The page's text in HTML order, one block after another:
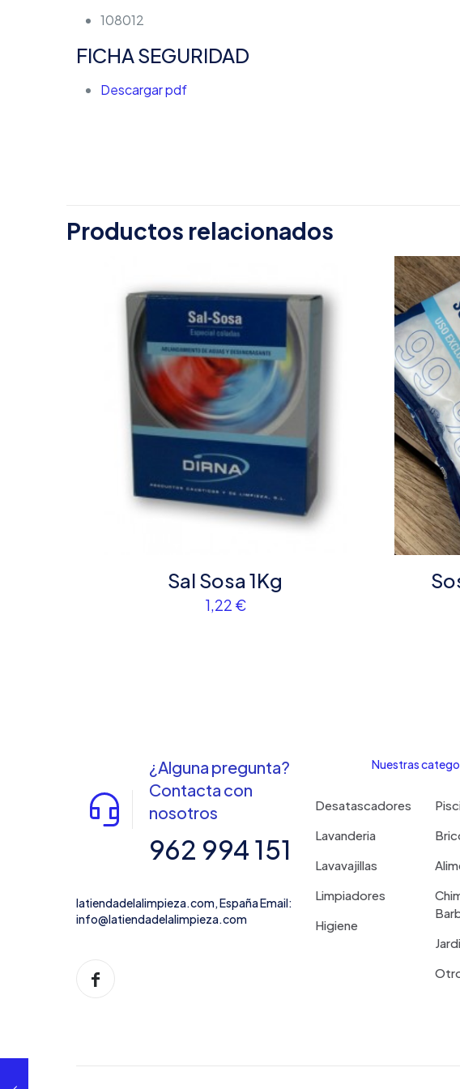
108012
FICHA SEGURIDAD
Descargar pdf
Tu puntuación
1
Nombre*
Productos relacionados
Sal Sosa 1Kg
1,22 €
¿Alguna pregunta?
Contacta con
nosotros
962 994 151
latiendadelalimpieza.com, España Email:
info@latiendadelalimpieza.com
Nuestras
Desatascadores
Lavanderia
Lavavajillas
Limpiadores
Higiene